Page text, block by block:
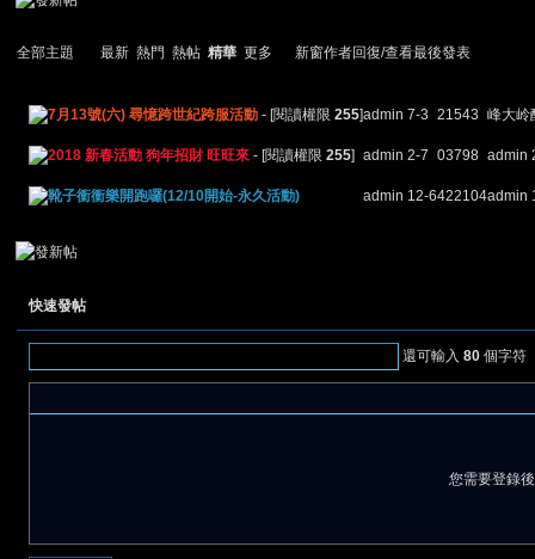
新窗
全部主題 最新 熱門 熱帖 精華 更多 作者回復/查看最後發表
7月13號(六) 尋憶跨世紀跨服活動- [閱讀權限 255]admin 7-3 21543 峰大岭
2018 新春活動 狗年招財 旺旺來- [閱讀權限 255] admin 2-7 03798 admin
靴子衝衝樂開跑囉(12/10開始-永久活動) admin 12-6422104admin
快速發帖
還可輸入 80個字符
您需要登錄